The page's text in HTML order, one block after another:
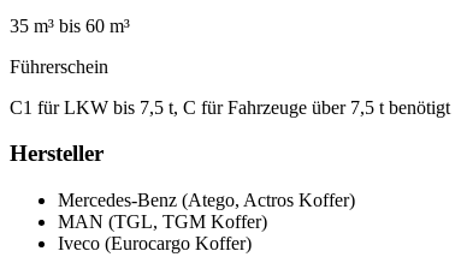
35 m³ bis 60 m³
Führerschein
C1 für LKW bis 7,5 t, C für Fahrzeuge über 7,5 t benötigt
Hersteller
Mercedes-Benz (Atego, Actros Koffer)
MAN (TGL, TGM Koffer)
Iveco (Eurocargo Koffer)